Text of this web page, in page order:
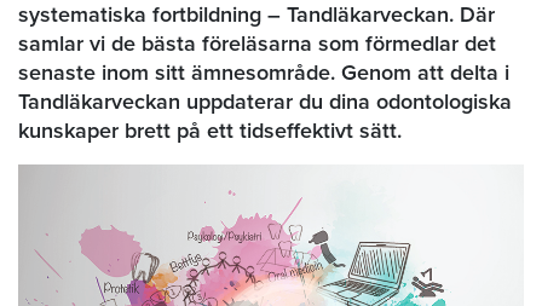
systematiska fortbildning – Tandläkarveckan. Där
samlar vi de bästa föreläsarna som förmedlar det
senaste inom sitt ämnesområde. Genom att delta i
Tandläkarveckan uppdaterar du dina odontologiska
kunskaper brett på ett tidseffektivt sätt.